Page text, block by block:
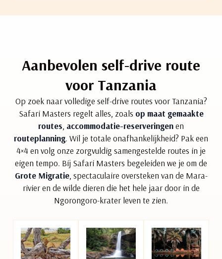
Aanbevolen self-drive route
voor Tanzania
Op zoek naar volledige self-drive routes voor Tanzania?
Safari Masters regelt alles, zoals op maat gemaakte
routes accommodatie-reserveringenen
routeplanning. Wil je totale onafhankelijkheid? Pak een
4×4 en volg onze zorgvuldig samengestelde routes in je
eigen tempo. Bij Safari Masters begeleiden we je om de
Grote Migratie, spectaculaire oversteken van de Mara-
rivier en de wilde dieren die het hele jaar door in de
Ngorongoro-krater leven te zien.